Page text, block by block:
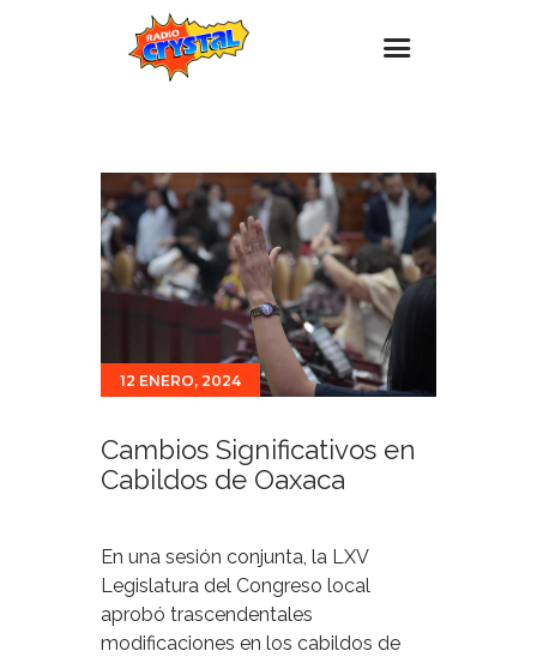
Estaciones
Eventos
Promociones
Contacto
12 ENERO, 2024
Cambios Significativos en
Cabildos de Oaxaca
En una sesión conjunta, la LXV
Legislatura del Congreso local
aprobó trascendentales
modificaciones en los cabildos de